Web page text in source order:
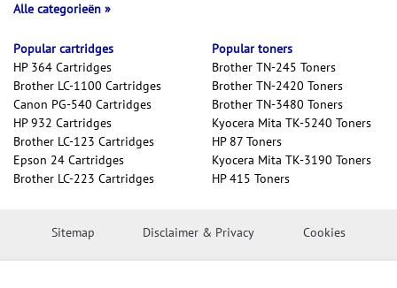
Alle categorieën
Popular cartridges
HP 364 Cartridges
Brother LC-1100 Cartridges
Canon PG-540 Cartridges
HP 932 Cartridges
Brother LC-123 Cartridges
Epson 24 Cartridges
Brother LC-223 Cartridges
Popular toners
Brother TN-245 Toners
Brother TN-2420 Toners
Brother TN-3480 Toners
Kyocera Mita TK-5240 Toners
HP 87 Toners
Kyocera Mita TK-3190 Toners
HP 415 Toners
Sitemap Disclaimer & Privacy Cookies
Copyright © 2026 Inktweb.nl. All rights reserved.